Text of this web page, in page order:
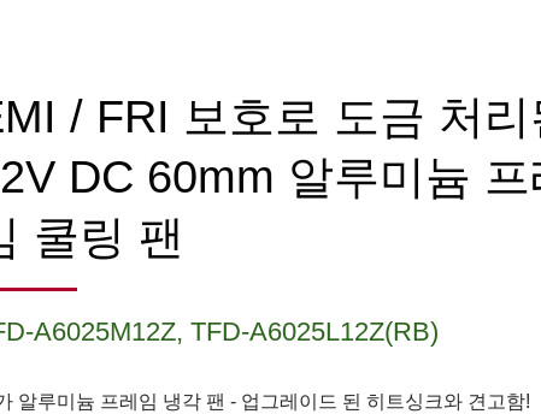
/ FRI 보호로 도금 처리
DC 60mm 알루미늄 프
쿨링 팬
A6025M12Z, TFD-A6025L12Z(RB)
알루미늄 프레임 냉각 팬 - 업그레이드 된 히트싱크와 견고함!